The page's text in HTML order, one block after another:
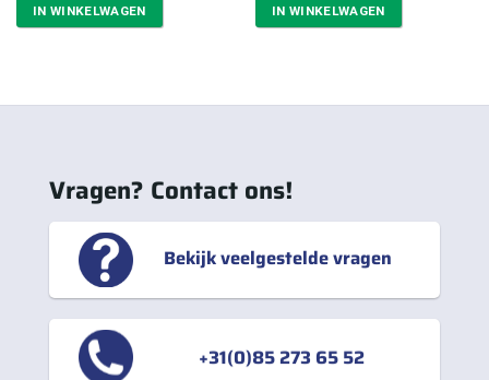
IN WINKELWAGEN IN WINKELWAGEN
Vragen? Contact ons!
Bekijk veelgestelde vragen
+31(0)85 273 65 52